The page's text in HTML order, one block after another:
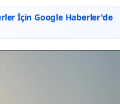
İçin Google Haberler'de